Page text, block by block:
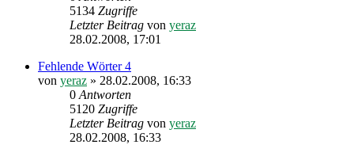
5134 Zugriffe
Letzter Beitrag von yeraz
28.02.2008, 17:01
Fehlende Wörter 4
von yeraz » 28.02.2008, 16:33
0 Antworten
5120 Zugriffe
Letzter Beitrag von yeraz
28.02.2008, 16:33